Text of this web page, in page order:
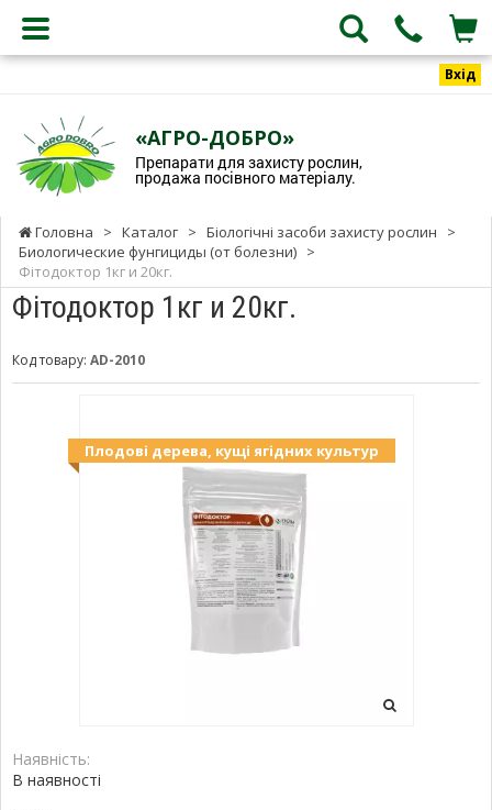
Вхід
«АГРО-ДОБРО»
Препарати для захисту рослин,
продажа посівного матеріалу.
Головна > Каталог > Біологічні засоби захисту рослин
>
Биологические фунгициды (от болезни) >
Фітодоктор 1кг и 20кг.
Фітодоктор 1кг и 20кг.
Код товару: AD-2010
Плодові дерева, кущі ягідних культур
Наявність:
В наявності